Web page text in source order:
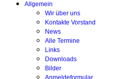
Allgemein
Wir über uns
Kontakte Vorstand
News
Alle Termine
Links
Downloads
Bilder
Anmeldeformular